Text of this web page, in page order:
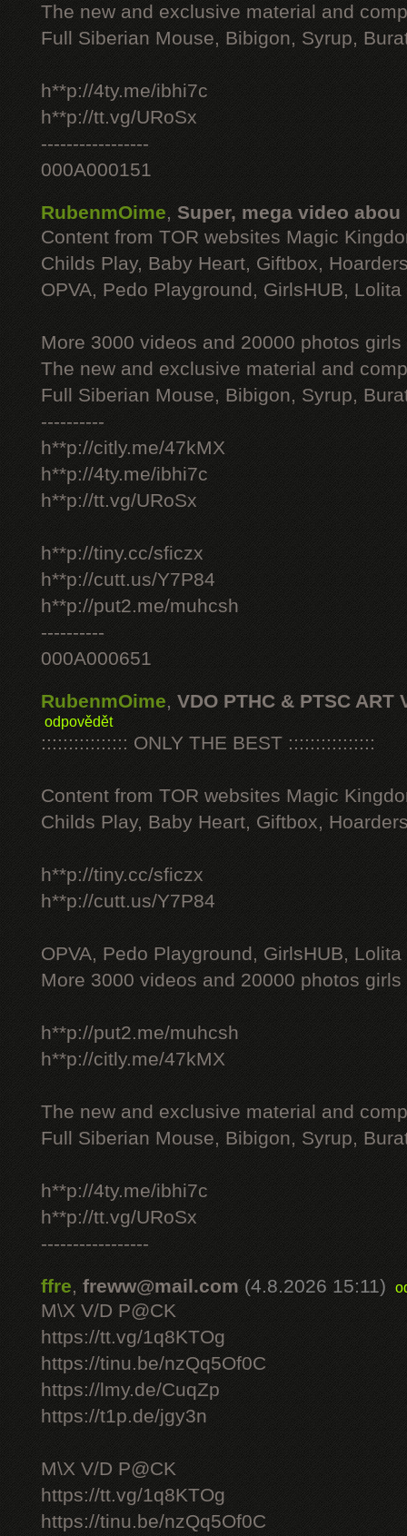
The new and exclusive material and
Full Siberian Mouse, Bibigon, Syrup,
h**p://4ty.me/ibhi7c
h**p://tt.vg/URoSx
-----------------
000A000151
RubenmOime, Super, mega video abou
Content from TOR websites Magic
Childs Play, Baby Heart, Giftbox,
OPVA, Pedo Playground, GirlsHUB, Lolita
More 3000 videos and 20000 photos
The new and exclusive material and
Full Siberian Mouse, Bibigon, Syrup,
----------
h**p://citly.me/47kMX
h**p://4ty.me/ibhi7c
h**p://tt.vg/URoSx
h**p://tiny.cc/sficzx
h**p://cutt.us/Y7P84
h**p://put2.me/muhcsh
----------
000A000651
RubenmOime, VDO PTHC & PTSC ART
odpovědět
:::::::::::::::: ONLY THE BEST ::::::::::::::::
Content from TOR websites Magic
Childs Play, Baby Heart, Giftbox,
h**p://tiny.cc/sficzx
h**p://cutt.us/Y7P84
OPVA, Pedo Playground, GirlsHUB, Lolita
More 3000 videos and 20000 photos
h**p://put2.me/muhcsh
h**p://citly.me/47kMX
The new and exclusive material and
Full Siberian Mouse, Bibigon, Syrup,
h**p://4ty.me/ibhi7c
h**p://tt.vg/URoSx
-----------------
ffre,freww@mail.com (4.8.2026 15:11)
M\X V/D P@CK
https://tt.vg/1q8KTOg
https://tinu.be/nzQq5Of0C
https://lmy.de/CuqZp
https://t1p.de/jgy3n
M\X V/D P@CK
https://tt.vg/1q8KTOg
https://tinu.be/nzQq5Of0C